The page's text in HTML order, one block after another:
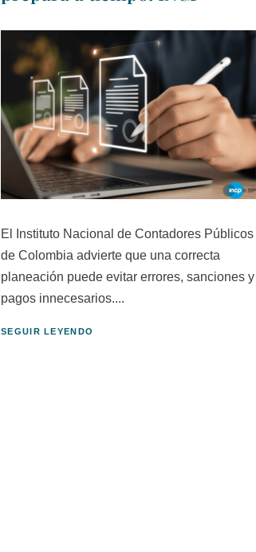
El Instituto Nacional de Contadores Públicos
de Colombia advierte que una correcta
planeación puede evitar errores, sanciones y
pagos innecesarios....
SEGUIR LEYENDO